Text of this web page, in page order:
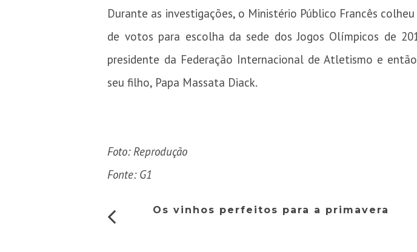
Durante as investigações, o Ministério Público Francês
de votos para escolha da sede dos Jogos Olímpicos de
presidente da Federação Internacional de Atletismo e
seu filho, Papa Massata Diack.
Foto: Reprodução
Fonte: G1
Os vinhos perfeitos para a primavera